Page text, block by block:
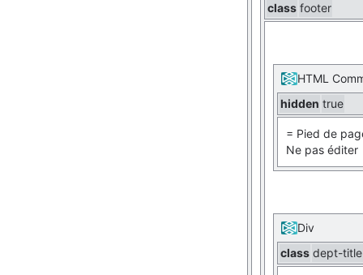
class footer
HTML
hidden true
= Pied de
Ne pas éditer
Div
class dept-